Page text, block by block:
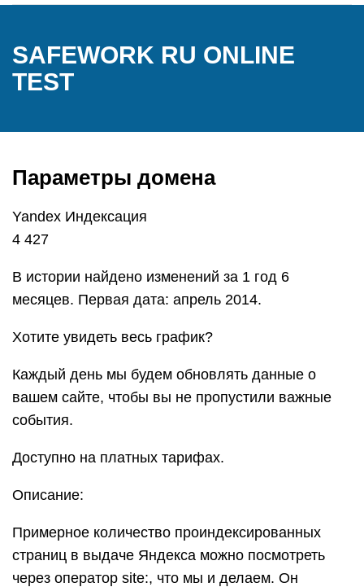
SAFEWORK RU ONLINE
TEST
Параметры домена
Yandex Индексация
4 427
В истории найдено изменений за 1 год 6
месяцев. Первая дата: апрель 2014.
Хотите увидеть весь график?
Каждый день мы будем обновлять данные о
вашем сайте, чтобы вы не пропустили важные
события.
Доступно на платных тарифах.
Описание:
Примерное количество проиндексированных
страниц в выдаче Яндекса можно посмотреть
через оператор site:, что мы и делаем. Он